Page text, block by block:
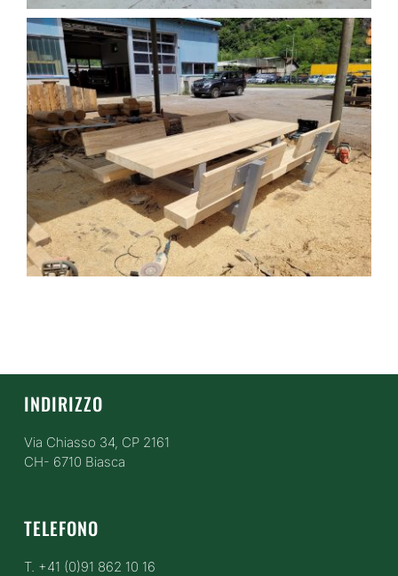
INDIRIZZO
Via Chiasso 34, CP 2161
CH- 6710 Biasca
TELEFONO
T. +41 (0)91 862 10 16